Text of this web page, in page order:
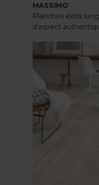
MASSIMO
Planches extra
d’aspect